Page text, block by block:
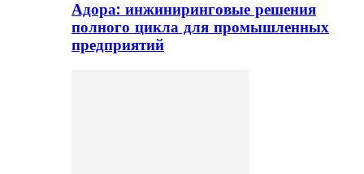
Адора: инжиниринговые решения
полного цикла для промышленных
предприятий